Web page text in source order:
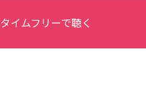
タイムフリーで聴く